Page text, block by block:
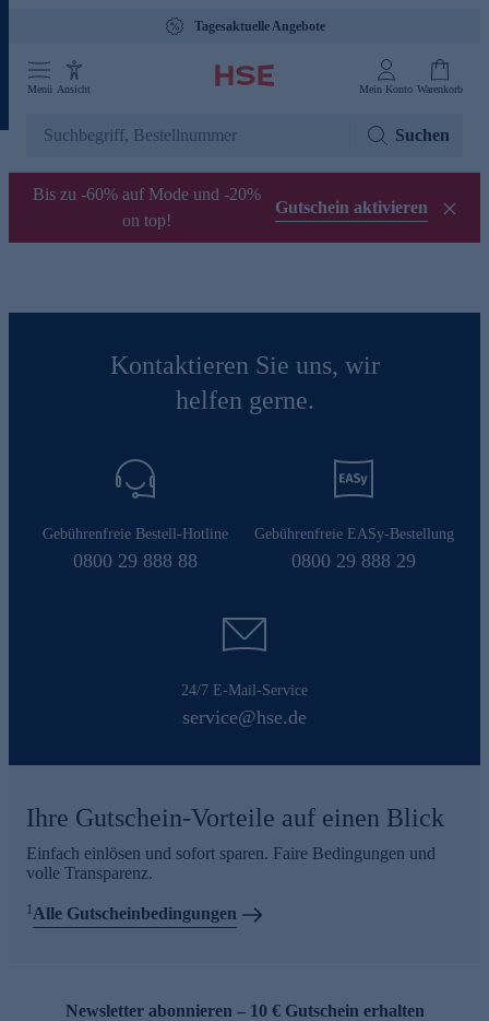
Tagesaktuelle Angebote
Menü Ansicht Mein Konto Warenkorb
Suchen
Bis zu -60% auf Mode und -20%
on top!
Gutschein aktivieren
Kontaktieren Sie uns, wir
helfen gerne.
Gebührenfreie Bestell-Hotline
0800 29 888 88
Gebührenfreie EASy-Bestellung
0800 29 888 29
24/7 E-Mail-Service
service@hse.de
Ihre Gutschein-Vorteile auf einen Blick
Einfach einlösen und sofort sparen. Faire Bedingungen und
volle Transparenz.
1Alle Gutscheinbedingungen
Newsletter abonnieren – 10 € Gutschein erhalten